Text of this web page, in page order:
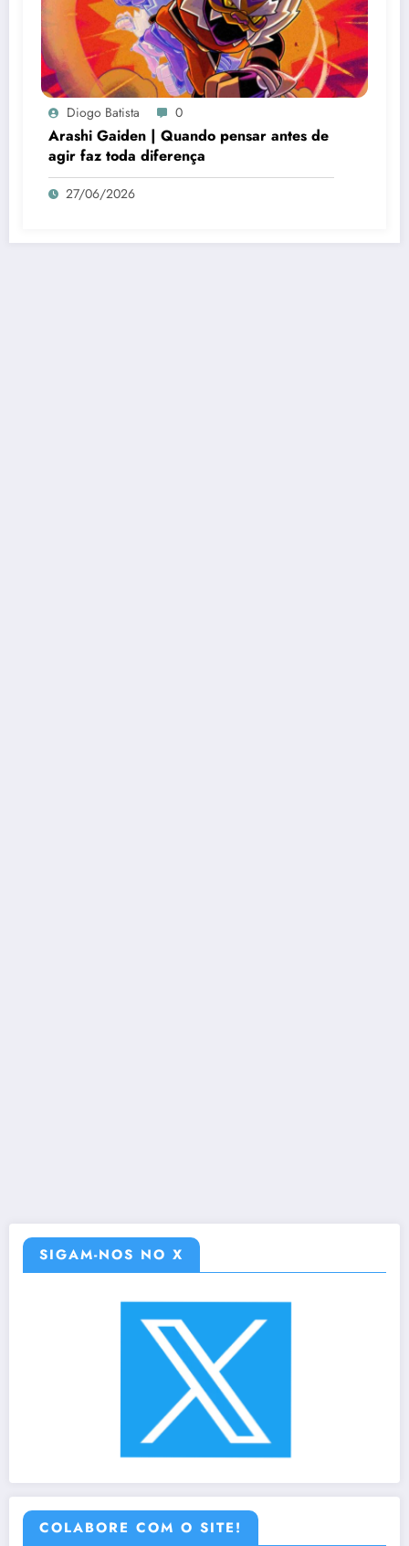
Diogo Batista 0
Arashi Gaiden | Quando pensar antes de
agir faz toda diferença
27/06/2026
SIGAM-NOS NO X
COLABORE COM O SITE!